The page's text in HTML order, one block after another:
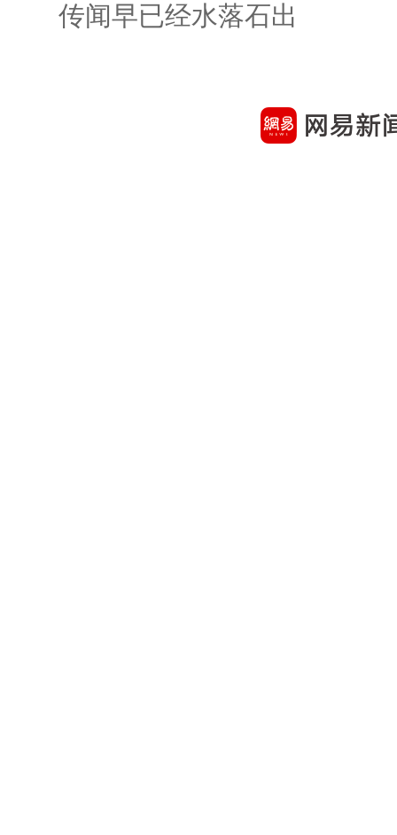
传闻早已经水落石出